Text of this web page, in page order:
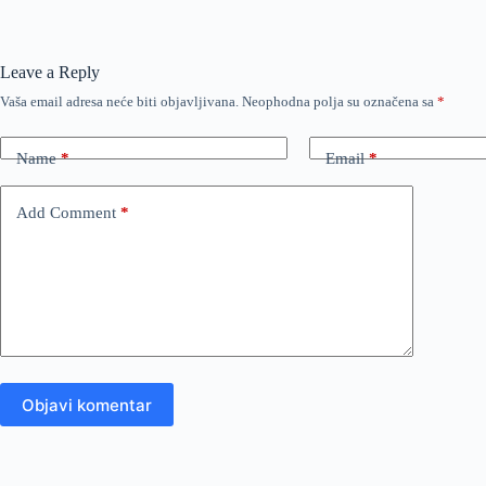
Leave a Reply
Vaša email adresa neće biti objavljivana. Neophodna polja su označena sa *
Name* Email*
Add Comment *
Objavi komentar